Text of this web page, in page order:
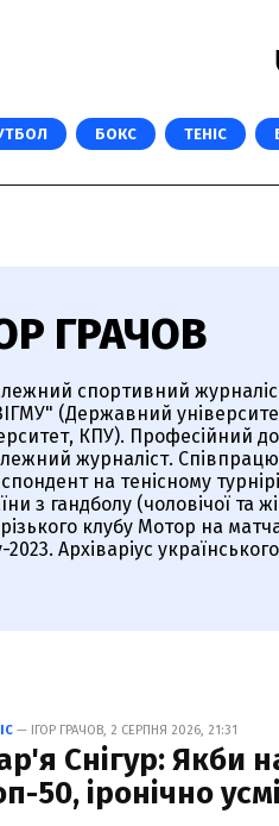
БОКС ТЕНІС
ГРАЧОВ
спортивний
(Державний
КПУ). Професійний
журналіст.
на тенісному
з гандболу (чоловічої та
клубу Мотор на
2023. Архіваріус
— ІГОР ГРАЧОВ, 2 СЕРПНЯ 2026, 21:31
Снігур: Якби
50, іронічно